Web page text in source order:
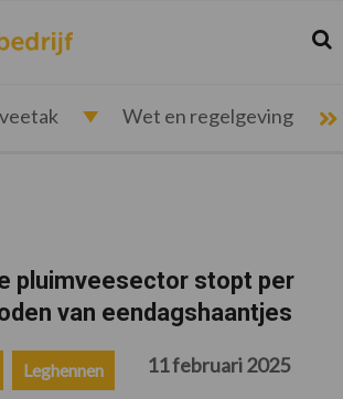
Wet en regelgeving
pluimveesector stopt per
van eendagshaantjes
Leghennen 11 februari 2025